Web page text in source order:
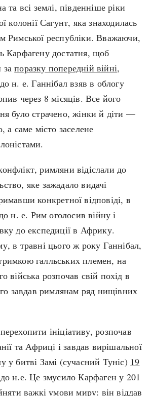
та всі землі, південніше ріки
колонії Сагунт, яка знаходилась
Римської республіки. Вважаючи,
Карфагену достатня, щоб
запоразку попередній війні,
н. е. Ганнібал взяв в облогу
через 8 місяців. Все його
було страчено, жінки й діти —
а саме місто заселене
римляни відіслали до
яке зажадало видачі
конкретної відповіді, в
н. е. Рим оголосив війну і
до експедиції в Африку.
в травні цього ж року Ганнібал,
галльських племен, на
війська розпочав свій похід в
завдав римлянам ряд нищівних
ініціативу, розпочав
та Африці і завдав вирішальної
у битві Замі (сучасний Туніс) 19
н.е. Це змусило Карфаген у 201
важкі умови миру: він віддав